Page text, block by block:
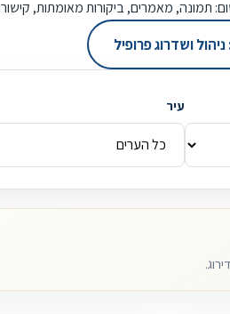
תמונה, מאמרים, ביקורות מאומתות,
ושדרוג פרופיל
עיר